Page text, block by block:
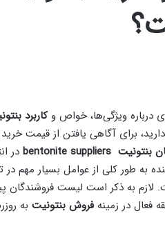
درباره ویژگی‌ها، خواص وکاربرد
دارید، برای آگاهی یافتن از قیمت
بنتونیت bentonite suppliers در
به طور کلی از عوامل بسیار مهم
لازم به ذکر است لیست فروشندگان
فعال در زمینهفروش بنتونیت به